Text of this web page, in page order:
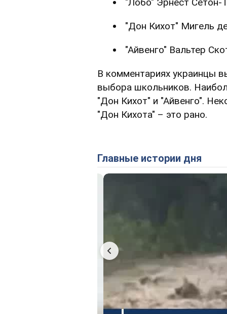
"Лобо" Эрнест Сетон-
"Дон Кихот" Мигель
"Айвенго" Вальтер
В комментариях украинцы
выбора школьников.
"Дон Кихот" и "Айвенго".
"Дон Кихота" – это рано.
Главные истории дня